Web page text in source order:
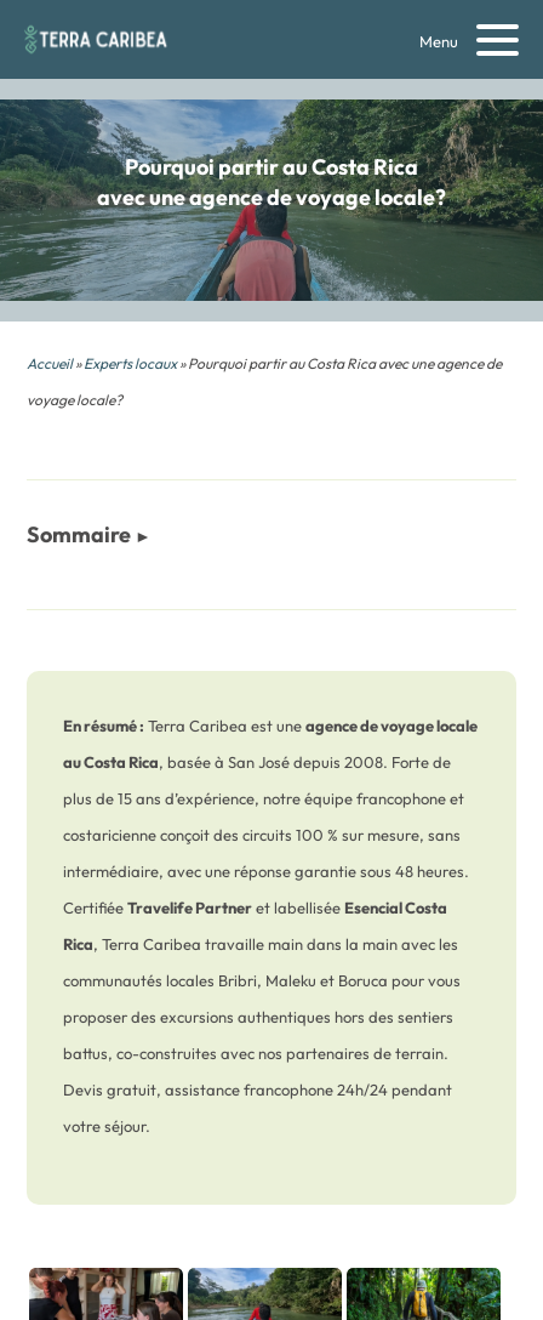
Menu
Pourquoi partir au Costa Rica
avec une agence de voyage locale?
Accueil»Experts locaux» Pourquoi partir au Costa Rica avec une agence de
voyage locale?
Sommaire
En résumé : Terra Caribea est uneagence de voyage locale
au Costa Rica, basée à San José depuis 2008. Forte de
plus de 15 ans d’expérience, notre équipe francophone et
costaricienne conçoit des circuits 100 % sur mesure, sans
intermédiaire, avec une réponse garantie sous 48 heures.
CertifiéeTravelife Partneret labellisée Esencial Costa
Rica, Terra Caribea travaille main dans la main avec les
communautés locales Bribri, Maleku et Boruca pour vous
proposer des excursions authentiques hors des sentiers
battus, co-construites avec nos partenaires de terrain.
Devis gratuit, assistance francophone 24h/24 pendant
votre séjour.